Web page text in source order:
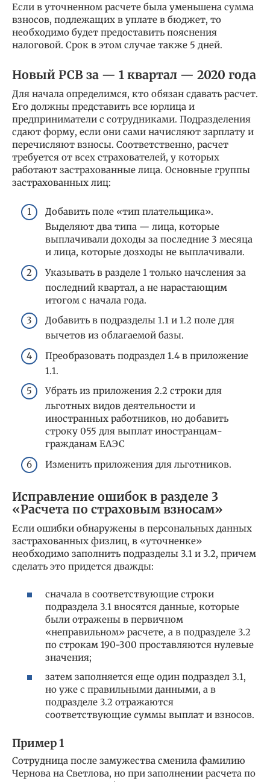
Если в уточненном расчете была уменьшена сумма
взносов, подлежащих в уплате в бюджет, то
необходимо будет предоставить пояснения
налоговой. Срок в этом случае также 5 дней.
Новый РСВ за — 1 квартал — 2020 года
Для начала определимся, кто обязан сдавать расчет.
Его должны представить все юрлица и
предприниматели с сотрудниками. Подразделения
сдают форму, если они сами начисляют зарплату и
перечисляют взносы. Соответственно, расчет
требуется от всех страхователей, у которых
работают застрахованные лица. Основные группы
застрахованных лиц:
Добавить поле «тип плательщика».
Выделяют два типа — лица, которые
выплачивали доходы за последние 3 месяца
и лица, которые дозходы не выплачивали.
Указывать в разделе 1 только начсления за
последний квартал, а не нарастающим
итогом с начала года.
Добавить в подразделы 1.1 и 1.2 поле для
вычетов из облагаемой базы.
Преобразовать подраздел 1.4 в приложение
1.1.
Убрать из приложения 2.2 строки для
льготных видов деятельности и
иностранных работников, но добавить
строку 055 для выплат иностранцам-
гражданам ЕАЭС
Изменить приложения для льготников.
Исправление ошибок в разделе 3
«Расчета по страховым взносам»
Если ошибки обнаружены в персональных данных
застрахованных физлиц, в «уточненке»
необходимо заполнить подразделы 3.1 и 3.2, причем
сделать это придется дважды:
сначала в соответствующие строки
подраздела 3.1 вносятся данные, которые
были отражены в первичном
«неправильном» расчете, а в подразделе 3.2
по строкам 190-300 проставляются нулевые
значения;
затем заполняется еще один подраздел 3.1,
но уже с правильными данными, а в
подразделе 3.2 отражаются
соответствующие суммы выплат и взносов.
Пример 1
Сотрудница после замужества сменила фамилию
Чернова на Светлова, но при заполнении расчета по